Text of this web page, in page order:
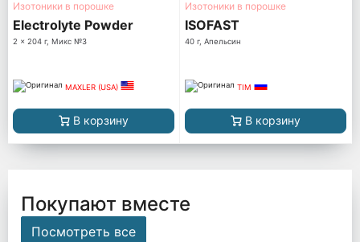
Изотоники в порошке
Electrolyte Powder
2 x 204 г, Микс №3
MAXLER (USA)
В корзину
Изотоники в порошке
ISOFAST
40 г, Апельсин
TIM
В корзину
Покупают вместе
Посмотреть все